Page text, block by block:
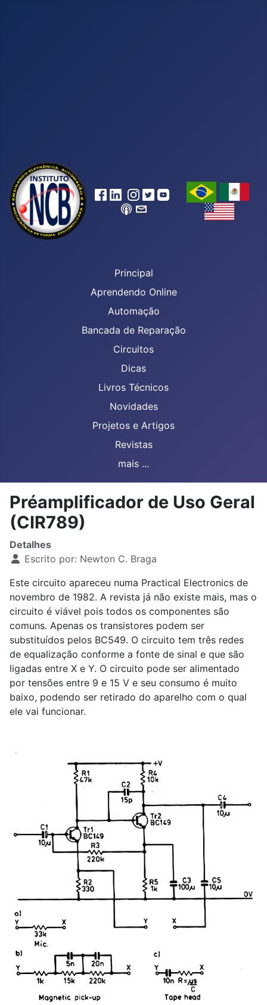
Principal
Aprendendo Online
Automação
Bancada de Reparação
Circuitos
Dicas
Livros Técnicos
Novidades
Projetos e Artigos
Revistas
mais ...
Préamplificador de Uso Geral
(CIR789)
Detalhes
Escrito por: Newton C. Braga
Este circuito apareceu numa Practical Electronics de
novembro de 1982. A revista já não existe mais, mas o
circuito é viável pois todos os componentes são
comuns. Apenas os transistores podem ser
substituídos pelos BC549. O circuito tem três redes
de equalização conforme a fonte de sinal e que são
ligadas entre X e Y. O circuito pode ser alimentado
por tensões entre 9 e 15 V e seu consumo é muito
baixo, podendo ser retirado do aparelho com o qual
ele vai funcionar.